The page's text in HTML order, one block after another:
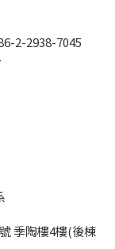
2-2938-7045
季陶樓4樓(後棟